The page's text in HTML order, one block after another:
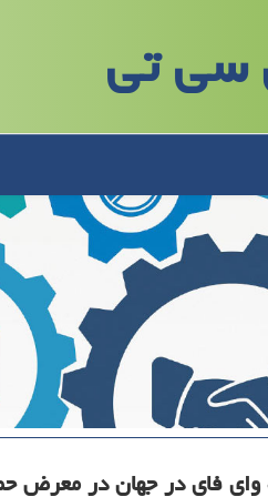
سی تی
وای فای در جهان در معرض